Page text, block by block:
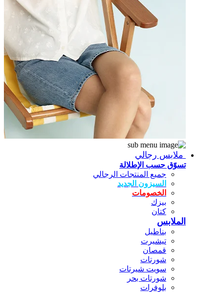
ملابس رجالي
تسوّق حسب الإطلالة
جميع المنتجات الرجالي
السيزون الجديد
الخصومات
بيزك
كتان
الملابس
بناطيل
تيشيرت
قمصان
شورتات
سويت شيرتات
شورتات بحر
بلوفرات